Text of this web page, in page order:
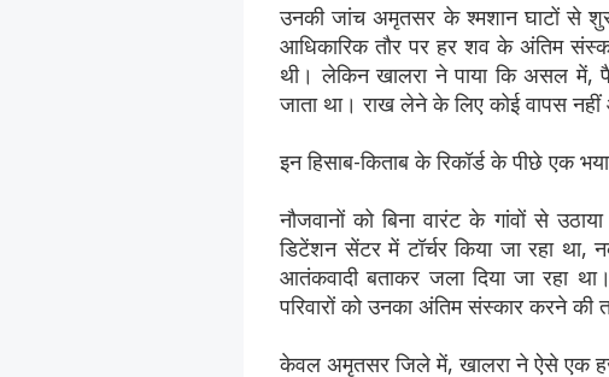
उनकी जांच अमृतसर के श्मशान घाटों से
आधिकारिक तौर पर हर शव के अंतिम
थी। लेकिन खालरा ने पाया कि असल में,
जाता था। राख लेने के लिए कोई वापस नहीं
इन हिसाब-किताब के रिकॉर्ड के पीछे एक
नौजवानों को बिना वारंट के गांवों से
डिटेंशन सेंटर में टॉर्चर किया जा रहा
आतंकवादी बताकर जला दिया जा रहा
परिवारों को उनका अंतिम संस्कार करने की
केवल अमृतसर जिले में, खालरा ने ऐसे एक